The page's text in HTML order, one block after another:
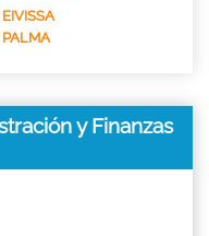
EIVISSA
PALMA
y Finanzas